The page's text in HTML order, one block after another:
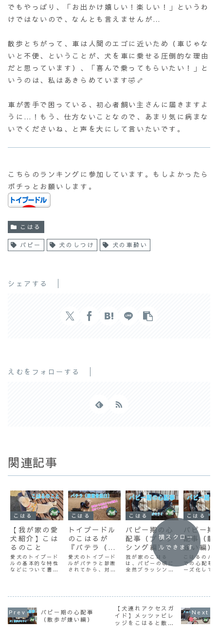
でもやっぱり、「お出かけ嬉しい！楽しい！」というわ
けではないので、なんとも言えませんが…
散歩とちがって、車は人間のエゴに近いため（車じゃな
いと不便、ということが、犬を車に乗せる圧倒的な理由
だと思っています）、「喜んで乗ってもらいたい！」と
いうのは、私はあきらめています🤣🦴
車が苦手で困っている、初心者飼い主さんに届きますよ
うに…！もう、仕方ないことなので、あまり気に病まな
いでくださいね、と声を大にして言いたいです。
こちらのランキングに参加しています。もしよかったら
ポチっとお願いします。
こはる
パピー 犬のしつけ 犬の車酔い
シェアする
えむをフォローする
関連記事
こはる
【我が家の愛
犬紹介】こは
るのこと
愛犬のトイプード
ルの基本的な特性
などについて書い
ど、みなさまのご
べてみてもらえれ
ばうれしいです。
こはる
トイプードル
のこはるが
『パテラ（膝
蓋骨脱臼）』
に。診断から
現在までの記
愛犬のトイプード
ルがパテラと診断
されてから、対策
じ症状で悩む飼い
す。
こはる
パピー期の心
配事（ブラッ
シング編）
我が家のこはる
は、パピーの頃に
全然ブラッシング
通にブラッシング
が、どのようにブ
ラッシングに慣れ
ていったのかにつ
こはる
パピー期
配事（散
嫌い編）
こはるのパ
での心配事
ーズ化して
す。全ての
ょう！？い
そんなこと
ません。そ
横スクロー
ルできます
パピー期の心配事
（散歩が嫌い編）
【犬連れアクセスガ
イド】メッツァビレ
ッジをこはると散